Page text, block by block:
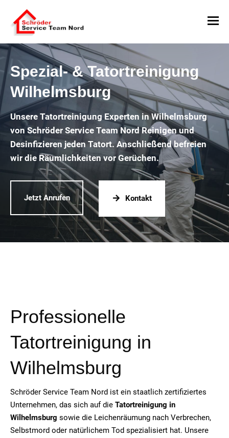
Spezial- & Tatortreinigung
Wilhelmsburg
Unsere Tatortreinigung Experten in Wilhelmsburg
von Schröder Service Team Nord Reinigen und
Desinfizieren jeden Tatort. Anschließend befreien
wir die Räumlichkeiten vor Gerüchen.
Jetzt Anrufen Kontakt
Professionelle
Tatortreinigung in
Wilhelmsburg
Schröder Service Team Nord ist ein staatlich zertifiziertes
Unternehmen, das sich auf die Tatortreinigung in
Wilhelmsburg sowie die Leichenräumung nach Verbrechen,
Selbstmord oder natürlichem Tod spezialisiert hat. Unsere